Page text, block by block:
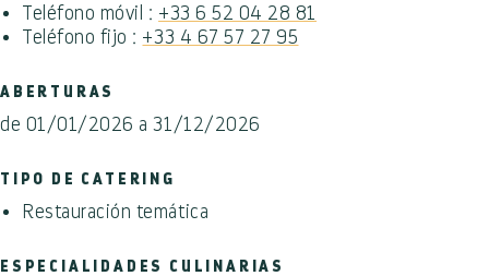
Teléfono móvil : +33 6 52 04 28 81
Teléfono fijo : +33 4 67 57 27 95
ABERTURAS
de 01/01/2026 a 31/12/2026
TIPO DE CATERING
Restauración temática
ESPECIALIDADES CULINARIAS